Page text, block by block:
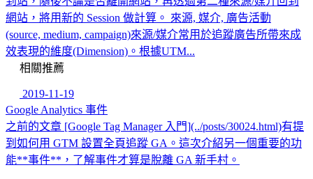
網站，將用新的 Session 做計算。 來源, 媒介, 廣告活動
(source, medium, campaign)來源/媒介常用於追蹤廣告所帶來成
效表現的維度(Dimension)。根據UTM...
相關推薦
2019-11-19
Google Analytics 事件
之前的文章 [Google Tag Manager 入門](../posts/30024.html)有提
到如何用 GTM 設置全頁追蹤 GA。這次介紹另一個重要的功
能**事件**，了解事件才算是脫離 GA 新手村。